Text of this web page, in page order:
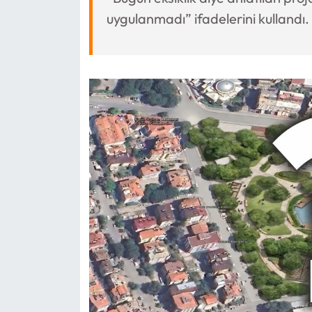
uygulanmadı” ifadelerini kullandı.